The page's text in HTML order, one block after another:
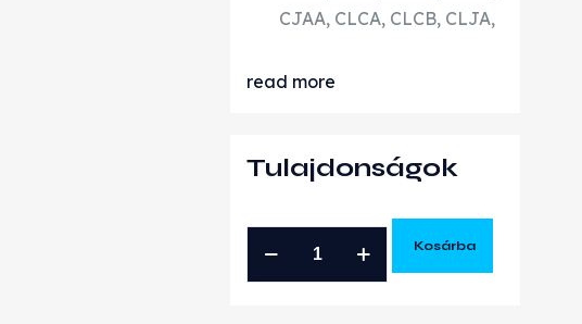
CJAA, CLCA, CLCB, CLJA,
read more
Tulajdonságok
Kosárba